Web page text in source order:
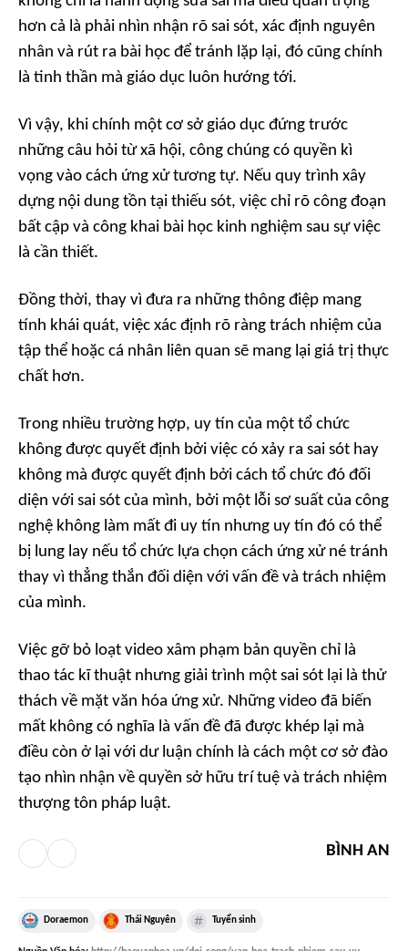
hơn cả là phải nhìn nhận rõ sai sót, xác định nguyên
nhân và rút ra bài học để tránh lặp lại, đó cũng chính
là tinh thần mà giáo dục luôn hướng tới.
Vì vậy, khi chính một cơ sở giáo dục đứng trước
những câu hỏi từ xã hội, công chúng có quyền kì
vọng vào cách ứng xử tương tự. Nếu quy trình xây
dựng nội dung tồn tại thiếu sót, việc chỉ rõ công đoạn
bất cập và công khai bài học kinh nghiệm sau sự việc
là cần thiết.
Đồng thời, thay vì đưa ra những thông điệp mang
tính khái quát, việc xác định rõ ràng trách nhiệm của
tập thể hoặc cá nhân liên quan sẽ mang lại giá trị thực
chất hơn.
Trong nhiều trường hợp, uy tín của một tổ chức
không được quyết định bởi việc có xảy ra sai sót hay
không mà được quyết định bởi cách tổ chức đó đối
diện với sai sót của mình, bởi một lỗi sơ suất của công
nghệ không làm mất đi uy tín nhưng uy tín đó có thể
bị lung lay nếu tổ chức lựa chọn cách ứng xử né tránh
thay vì thẳng thắn đối diện với vấn đề và trách nhiệm
của mình.
Việc gỡ bỏ loạt video xâm phạm bản quyền chỉ là
thao tác kĩ thuật nhưng giải trình một sai sót lại là thử
thách về mặt văn hóa ứng xử. Những video đã biến
mất không có nghĩa là vấn đề đã được khép lại mà
điều còn ở lại với dư luận chính là cách một cơ sở đào
tạo nhìn nhận về quyền sở hữu trí tuệ và trách nhiệm
thượng tôn pháp luật.
BÌNH AN
Doraemon Thái Nguyên Tuyển sinh